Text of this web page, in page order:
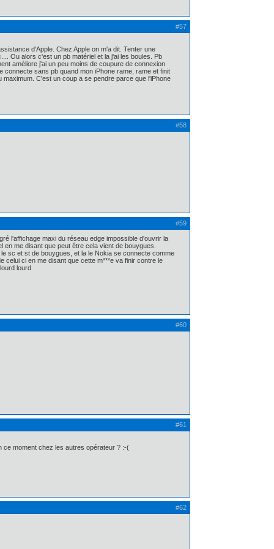
#57
d'Apple. Chez Apple on m'a dit. Tenter une
Ou alors c'est un pb matériel et la j'ai les boules. Pb
améliore j'ai un peu moins de coupure de connexion
sans pb quand mon iPhone rame, rame et finit
C'est un coup a se pendre parce que l'iPhone
#58
#59
l'affichage maxi du réseau edge impossible d'ouvrir la
me disant que peut être cela vient de bouygues.
sc et st de bouygues, et la le Nokia se connecte comme
celui ci en me disant que cette m***e va finir contre le
lourd
#60
#61
ce moment chez les autres opérateur ? :-(
#62